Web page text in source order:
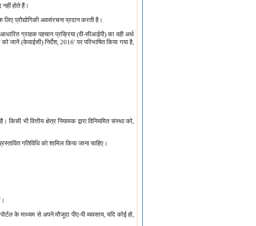
होते हैं।
प्रौद्योगिकी अवसंरचना प्रदान करती है।
ग्राहक पहचान प्रक्रिया (वी-सीआईपी) का वही अर्थ
जानें (केवाईसी) निर्देश, 2016' पर परिभाषित किया गया है,
भी वित्तीय क्षेत्र नियामक द्वारा विनियमित संस्था को,
गतिविधि को शामिल किया जाना चाहिए।
के माध्यम से अपने मौजूदा पीए-पी व्यवसाय, यदि कोई हो,